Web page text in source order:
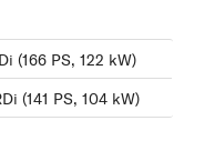
(166 PS, 122 kW)
(141 PS, 104 kW)